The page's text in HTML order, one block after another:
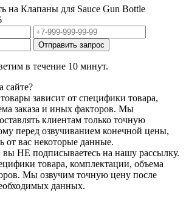
на Клапаны для Sauce Gun Bottle
в течение 10 минут.
сайте?
зависит от специфики товара,
заказа и иных факторов. Мы
клиентам только точную
перед озвучиванием конечной цены,
от вас некоторые данные.
вы НЕ подписываетесь на нашу рассылку.
товара, комплектации, объема
Мы озвучим точную цену после
данных.